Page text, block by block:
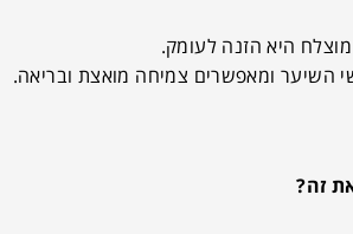
היא הזנה לעומק.
השיער ומאפשרים צמיחה מואצת ובריאה.
זה?